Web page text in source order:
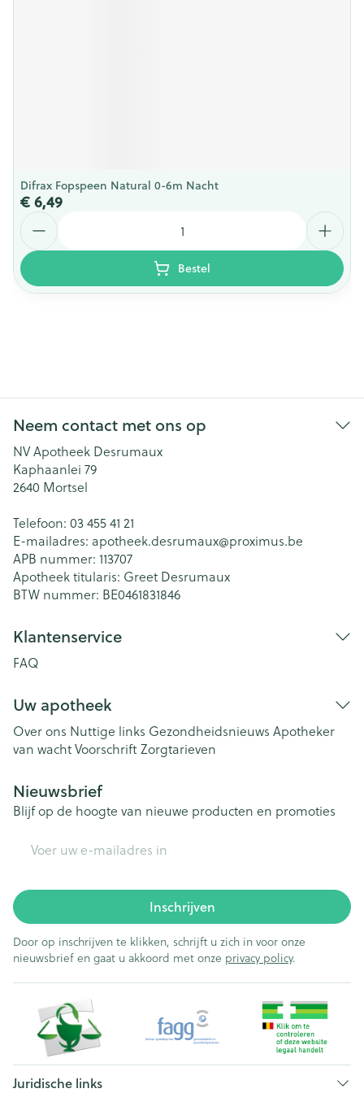
Difrax Fopspeen Natural 0-6m Nacht
€ 6,49
Bestel
Neem contact met ons op
NV Apotheek Desrumaux
Kaphaanlei 79
2640 Mortsel
Telefoon: 03 455 41 21
E-mailadres: apotheek.desrumaux@proximus.be
APB nummer: 113707
Apotheek titularis: Greet Desrumaux
BTW nummer: BE0461831846
Klantenservice
FAQ
Uw apotheek
Over ons Nuttige links Gezondheidsnieuws Apotheker
van wachtVoorschriftZorgtarieven
Nieuwsbrief
Blijf op de hoogte van nieuwe producten en promoties
Inschrijven
Door op inschrijven te klikken, schrijft u zich in voor onze
nieuwsbrief en gaat u akkoord met onze privacy policy.
Juridische links